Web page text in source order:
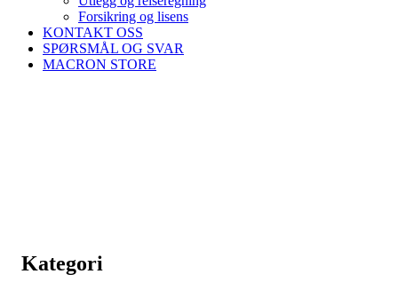
Forsikring og lisens
KONTAKT OSS
SPØRSMÅL OG SVAR
MACRON STORE
Kategori